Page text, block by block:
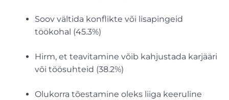
Soov vältida konflikte või lisapingeid
töökohal (45.3%)
Hirm, et teavitamine võib kahjustada karjääri
või töösuhteid (38.2%)
Olukorra tõestamine oleks liiga keeruline